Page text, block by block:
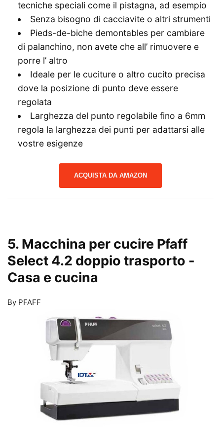
tecniche speciali come il pistagna, ad esempio
Senza bisogno di cacciavite o altri strumenti
Pieds-de-biche demontables per cambiare
di palanchino, non avete che all’ rimuovere e
porre l’ altro
Ideale per le cuciture o altro cucito precisa
dove la posizione di punto deve essere
regolata
Larghezza del punto regolabile fino a 6mm
regola la larghezza dei punti per adattarsi alle
vostre esigenze
ACQUISTA DA AMAZON
5. Macchina per cucire Pfaff
Select 4.2 doppio trasporto -
Casa e cucina
By PFAFF